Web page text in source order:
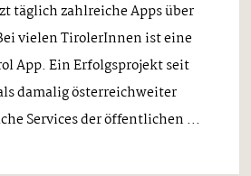
täglich zahlreiche Apps über
vielen TirolerInnen ist eine
App. Ein Erfolgsprojekt seit
damalig österreichweiter
Services der öffentlichen ...